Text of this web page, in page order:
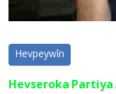
Hevpeywîn
Hevseroka Partiya